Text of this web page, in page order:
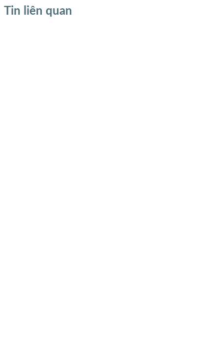
Tin liên quan